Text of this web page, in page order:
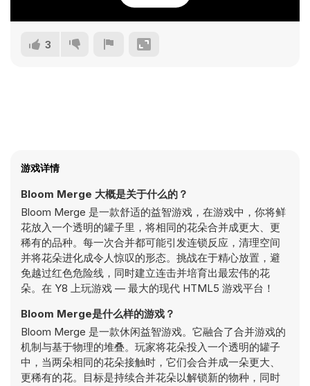
3
游戏详情
Bloom Merge 大概是关于什么的？
Bloom Merge 是一款舒适的益智游戏，在游戏中，你将鲜
花放入一个透明的罐子里，将相同的花朵合并成更大、更
稀有的品种。每一次合并都可能引发连锁反应，清理空间
并将花朵进化成令人惊叹的形态。挑战在于精心放置，避
免越过红色危险线，同时建立连击并培育出最宏伟的花
朵。在 Y8 上玩游戏 — 最大的现代 HTML5 游戏平台！
Bloom Merge是什么样的游戏？
Bloom Merge 是一款休闲益智游戏。它融合了合并游戏的
机制与基于物理的堆叠。玩家将花朵投入一个透明的罐子
中，当两朵相同的花朵接触时，它们会合并成一朵更大、
更稀有的花。目标是持续合并花朵以解锁新的物种，同时